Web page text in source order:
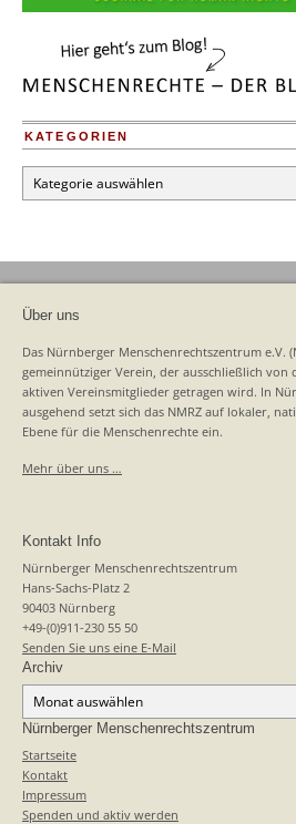
KATEGORIEN
Kategorien
Über uns
Das Nürnberger Menschenrechtszentrum e.V.
gemeinnütziger Verein, der ausschließlich
aktiven Vereinsmitglieder getragen wird. In
ausgehend setzt sich das NMRZ auf lokaler,
Ebene für die Menschenrechte ein.
Mehr über uns …
Kontakt Info
Nürnberger Menschenrechtszentrum
Hans-Sachs-Platz 2
90403 Nürnberg
+49-(0)911-230 55 50
Senden Sie uns eine E-Mail
Archiv
Nürnberger Menschenrechtszentrum
Startseite
Kontakt
Impressum
Spenden und aktiv werden